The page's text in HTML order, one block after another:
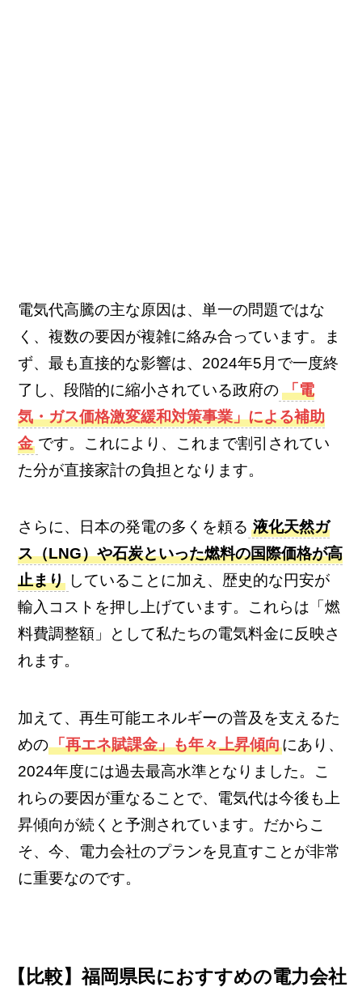
電気代高騰の主な原因は、単一の問題ではな
く、複数の要因が複雑に絡み合っています。ま
ず、最も直接的な影響は、2024年5月で一度終
了し、段階的に縮小されている政府の 「電
気・ガス価格激変緩和対策事業」による補助
金 です。これにより、これまで割引されてい
た分が直接家計の負担となります。
さらに、日本の発電の多くを頼る 液化天然ガ
ス（LNG）や石炭といった燃料の国際価格が高
止まり していることに加え、歴史的な円安が
輸入コストを押し上げています。これらは「燃
料費調整額」として私たちの電気料金に反映さ
れます。
加えて、再生可能エネルギーの普及を支えるた
めの「再エネ賦課金」も年々上昇傾向にあり、
2024年度には過去最高水準となりました。こ
れらの要因が重なることで、電気代は今後も上
昇傾向が続くと予測されています。だからこ
そ、今、電力会社のプランを見直すことが非常
に重要なのです。
【比較】福岡県民におすすめの電力会社